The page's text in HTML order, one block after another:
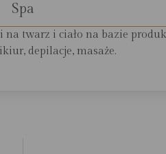
Spa
na twarz i ciało na bazie
depilacje, masaże.